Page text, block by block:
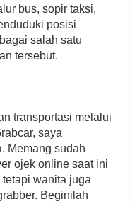
bus, sopir taksi,
posisi
salah satu
tersebut.
transportasi melalui
saya
Memang sudah
ojek online saat ini
wanita juga
Beginilah